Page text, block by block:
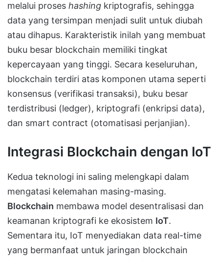
melalui proses hashing kriptografis, sehingga
data yang tersimpan menjadi sulit untuk diubah
atau dihapus. Karakteristik inilah yang membuat
buku besar blockchain memiliki tingkat
kepercayaan yang tinggi. Secara keseluruhan,
blockchain terdiri atas komponen utama seperti
konsensus (verifikasi transaksi), buku besar
terdistribusi (ledger), kriptografi (enkripsi data),
dan smart contract (otomatisasi perjanjian).
Integrasi Blockchain dengan IoT
Kedua teknologi ini saling melengkapi dalam
mengatasi kelemahan masing-masing.
Blockchain membawa model desentralisasi dan
keamanan kriptografi ke ekosistem IoT.
Sementara itu, IoT menyediakan data real-time
yang bermanfaat untuk jaringan blockchain